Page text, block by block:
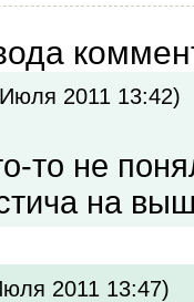
2011 13:42)
то не
на
2011 13:47)